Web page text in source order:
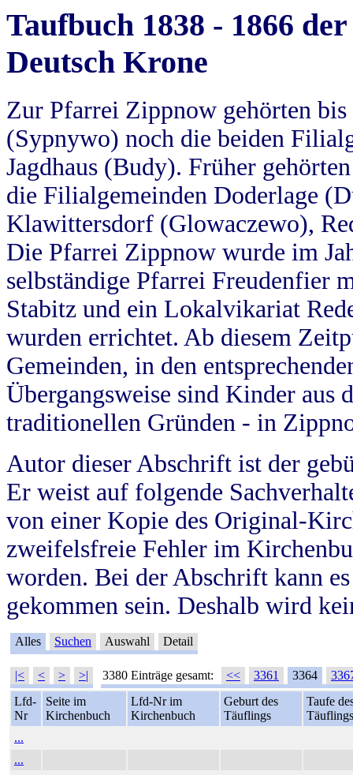
Taufbuch 1838 - 1866
Deutsch Krone
Zur Pfarrei Zippnow gehörten
(Sypnywo) noch die beiden
Jagdhaus (Budy). Früher
die Filialgemeinden Doderlage
Klawittersdorf (Glowaczewo),
Die Pfarrei Zippnow wurde im
selbständige Pfarrei Freudenfier
Stabitz und ein Lokalvikariat
wurden errichtet. Ab diesem
Gemeinden, in den
Übergangsweise sind Kinder aus
traditionellen Gründen - in
Autor dieser Abschrift ist der
Er weist auf folgende
von einer Kopie des Original-
zweifelsfreie Fehler im
worden. Bei der Abschrift kann
gekommen sein. Deshalb wird
Alles Suchen Auswahl Detail
|< < > >| 3380 Einträge gesamt: << 3361 3364
Lfd-
Nr
Seite im
Kirchenbuch
Lfd-Nr im
Kirchenbuch
Geburt des
Täuflings
Taufe
Täuflings
...
...